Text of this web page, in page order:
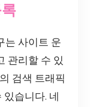
는 사이트 운
관리할 수 있
검색 트래픽
습니다. 네